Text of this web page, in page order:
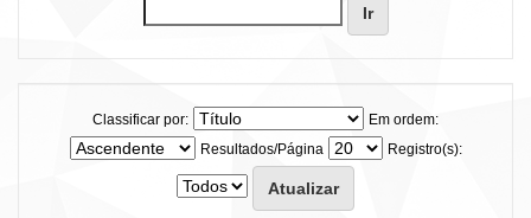
Classificar por:
Em ordem:
Resultados/Página
Registro(s):